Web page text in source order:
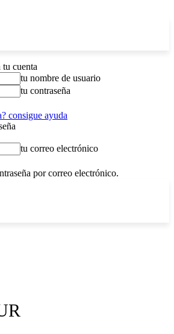
cuenta
tu nombre de usuario
tu contraseña
consigue ayuda
tu correo electrónico
por correo electrónico.